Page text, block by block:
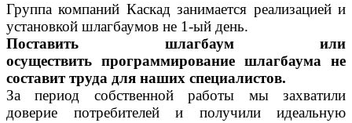
Группа компаний Каскад занимается реализацией и
установкой шлагбаумов не 1-ый день.
Поставить шлагбаум или
осуществить программирование шлагбаума не
составит труда для наших специалистов.
За период собственной работы мы захватили
доверие потребителей и получили идеальную